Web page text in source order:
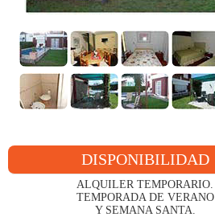
DISPONIBILIDAD
ALQUILER TEMPORARIO.
TEMPORADA DE VERANO
Y SEMANA SANTA.